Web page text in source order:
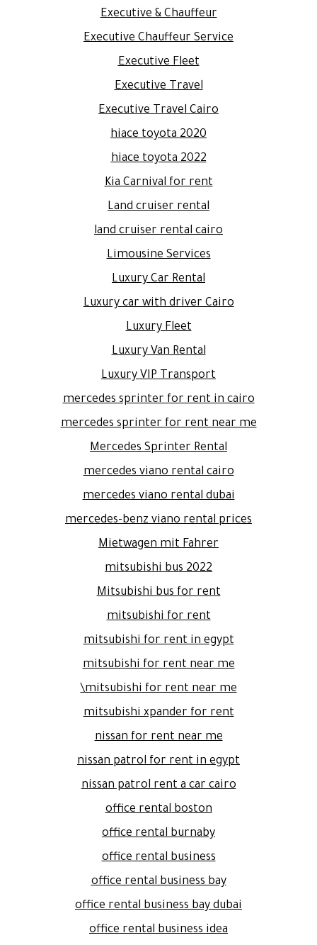
Executive & Chauffeur
Executive Chauffeur Service
Executive Fleet
Executive Travel
Executive Travel Cairo
hiace toyota 2020
hiace toyota 2022
Kia Carnival for rent
Land cruiser rental
land cruiser rental cairo
Limousine Services
Luxury Car Rental
Luxury car with driver Cairo
Luxury Fleet
Luxury Van Rental
Luxury VIP Transport
mercedes sprinter for rent in cairo
mercedes sprinter for rent near me
Mercedes Sprinter Rental
mercedes viano rental cairo
mercedes viano rental dubai
mercedes-benz viano rental prices
Mietwagen mit Fahrer
mitsubishi bus 2022
Mitsubishi bus for rent
mitsubishi for rent
mitsubishi for rent in egypt
mitsubishi for rent near me
mitsubishi for rent near me\
mitsubishi xpander for rent
nissan for rent near me
nissan patrol for rent in egypt
nissan patrol rent a car cairo
office rental boston
office rental burnaby
office rental business
office rental business bay
office rental business bay dubai
office rental business idea